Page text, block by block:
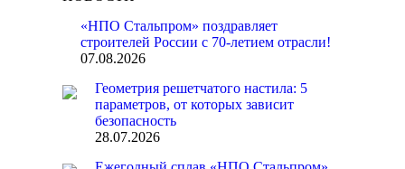
«НПО Стальпром» поздравляет
строителей России с 70-летием отрасли!
07.08.2026
Геометрия решетчатого настила: 5
параметров, от которых зависит
безопасность
28.07.2026